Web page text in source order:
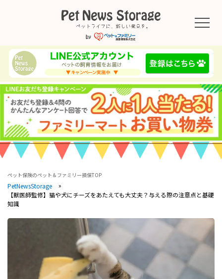
ペット保険のペット＆ファミリー損保TOP
PetNewsStorage
【獣医師監修】猫や犬にチーズをあたえても大丈夫？与える際の注意点と基礎
知識